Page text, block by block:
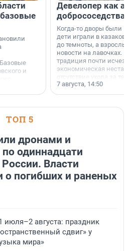
и
Девелопер как
добрососедства
Когда-то дворы были
дети играли в казаков-
до темноты, а
новости на лавочках. В
традиция почти
экономическая
отсутствие ухода за
сделали своё дело.
7 августа, 14:50
ТОП 5
дронами и
одиннадцати
Власти
о погибших и раненых
июля–2 августа: праздник
сдвиг» у
мира»